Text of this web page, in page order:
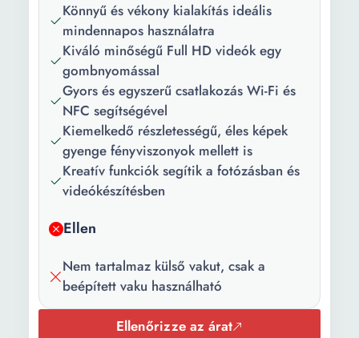
típusa:
Automatikus
ISO
érzékenység:
80 - 3200
ISO
érzékenység:
3200
Érzékelő
felbontása:
20.2 Mpx
Képfelbontás:
x 2448 3264 x 1832
3264 x 2176 2448 x
2448 2048 x 1536 2048
x 1368 1920 x 1080 1536
Könnyű és vékony kialakítás ideális
mindennapos használatra
Kiváló minőségű Full HD videók egy
gombnyomással
Gyors és egyszerű csatlakozás Wi-Fi és
NFC segítségével
Kiemelkedő részletességű, éles képek
gyenge fényviszonyok mellett is
Kreatív funkciók segítik a fotózásban és
videókészítésben
Ellen
Nem tartalmaz külső vakut, csak a
beépített vaku használható
Ellenőrizze az árat